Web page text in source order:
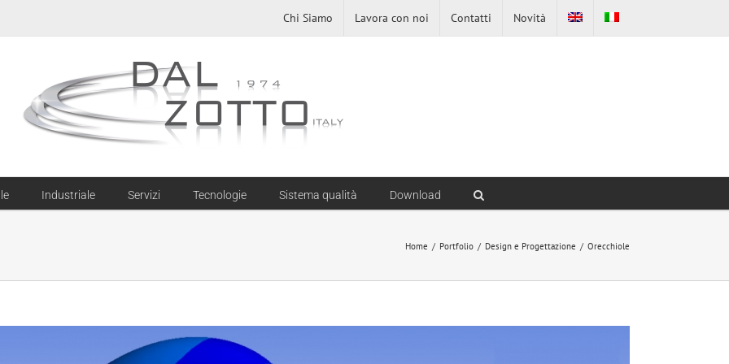
Chi Siamo Lavora con noi Contatti Novità
Industriale Servizi Tecnologie Sistema qualità Download
Home / Portfolio / Design e Progettazione / Orecchiole